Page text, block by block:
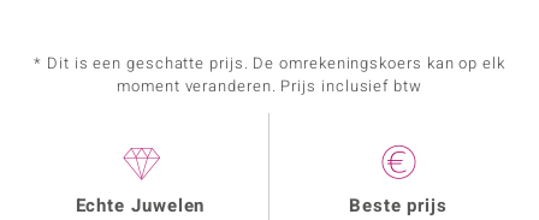
* Dit is een geschatte prijs. De omrekeningskoers kan op elk
moment veranderen. Prijs inclusief btw
Echte Juwelen Beste prijs